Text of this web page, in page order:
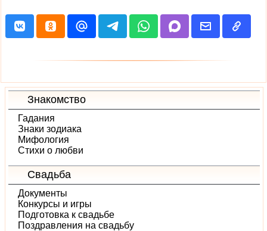
Знакомство
Гадания
Знаки зодиака
Мифология
Стихи о любви
Свадьба
Документы
Конкурсы и игры
Подготовка к свадьбе
Поздравления на свадьбу